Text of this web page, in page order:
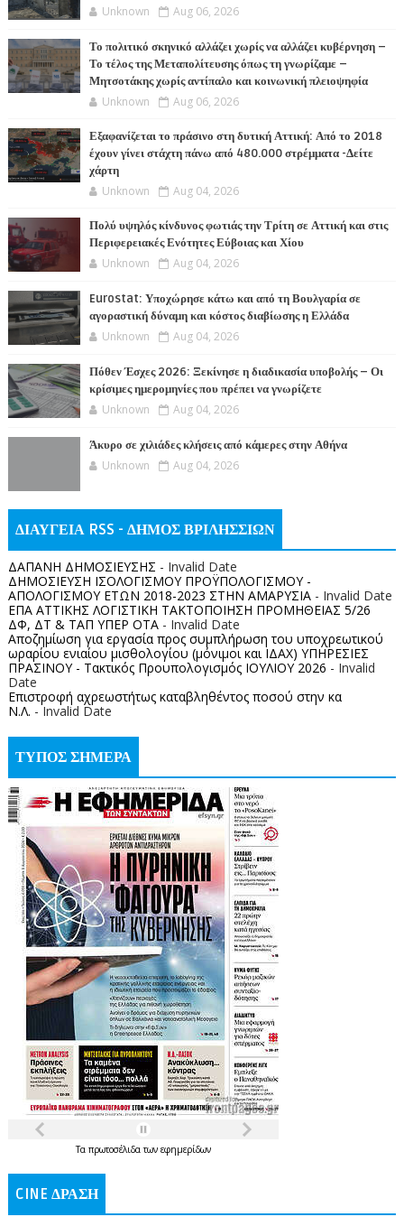
Unknown Aug 06, 2026
Το πολιτικό σκηνικό αλλάζει χωρίς να αλλάζει κυβέρνηση –
Το τέλος της Μεταπολίτευσης όπως τη γνωρίζαμε –
Μητσοτάκης χωρίς αντίπαλο και κοινωνική πλειοψηφία
Unknown Aug 06, 2026
Εξαφανίζεται το πράσινο στη δυτική Αττική: Από το 2018
έχουν γίνει στάχτη πάνω από 480.000 στρέμματα -Δείτε
χάρτη
Unknown Aug 04, 2026
Πολύ υψηλός κίνδυνος φωτιάς την Τρίτη σε Αττική και στις
Περιφερειακές Ενότητες Εύβοιας και Χίου
Unknown Aug 04, 2026
Eurostat: Υποχώρησε κάτω και από τη Βουλγαρία σε
αγοραστική δύναμη και κόστος διαβίωσης η Ελλάδα
Unknown Aug 04, 2026
Πόθεν Έσχες 2026: Ξεκίνησε η διαδικασία υποβολής – Οι
κρίσιμες ημερομηνίες που πρέπει να γνωρίζετε
Unknown Aug 04, 2026
Άκυρο σε χιλιάδες κλήσεις από κάμερες στην Αθήνα
Unknown Aug 04, 2026
ΔΙΑΥΓΕΙΑ RSS - ΔΗΜΟΣ ΒΡΙΛΗΣΣΙΩΝ
ΔΑΠΑΝΗ ΔΗΜΟΣΙΕΥΣΗΣ - Invalid Date
ΔΗΜΟΣΙΕΥΣΗ ΙΣΟΛΟΓΙΣΜΟΥ ΠΡΟΫΠΟΛΟΓΙΣΜΟΥ -
ΑΠΟΛΟΓΙΣΜΟΥ ΕΤΩΝ 2018-2023 ΣΤΗΝ ΑΜΑΡΥΣΙΑ- Invalid Date
ΕΠΑ ΑΤΤΙΚΗΣ ΛΟΓΙΣΤΙΚΗ ΤΑΚΤΟΠΟΙΗΣΗ ΠΡΟΜΗΘΕΙΑΣ 5/26
ΔΦ, ΔΤ & ΤΑΠ ΥΠΕΡ ΟΤΑ- Invalid Date
Αποζημίωση για εργασία προς συμπλήρωση του υποχρεωτικού
ωραρίου ενιαίου μισθολογίου (μόνιμοι και ΙΔΑΧ) ΥΠΗΡΕΣΙΕΣ
ΠΡΑΣΙΝΟΥ - Τακτικός Προυπολογισμός ΙΟΥΛΙΟΥ 2026 - Invalid
Date
Επιστροφή αχρεωστήτως καταβληθέντος ποσoύ στην κα
Ν.Λ. - Invalid Date
ΤΥΠΟΣ ΣΗΜΕΡΑ
Τα πρωτοσέλιδατων εφημερίδων
CINE ΔΡΑΣΗ